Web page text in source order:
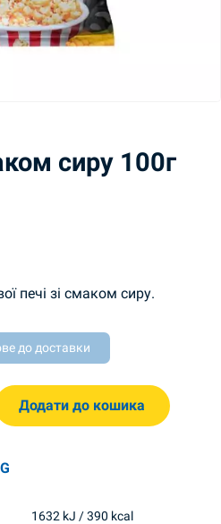
сиру 100г
печі зі смаком сиру.
до доставки
100г Panda quantity
Додати до кошика
1632 kJ / 390 kcal